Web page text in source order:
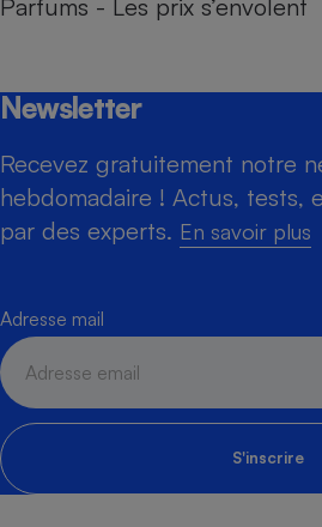
Parfums - Les prix s’envolent
Newsletter
Recevez gratuitement notre
hebdomadaire ! Actus, tests,
par des experts. En savoir plus
Adresse mail
S'inscrire